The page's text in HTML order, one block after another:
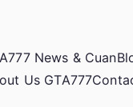
News & Cuan
Us GTA777